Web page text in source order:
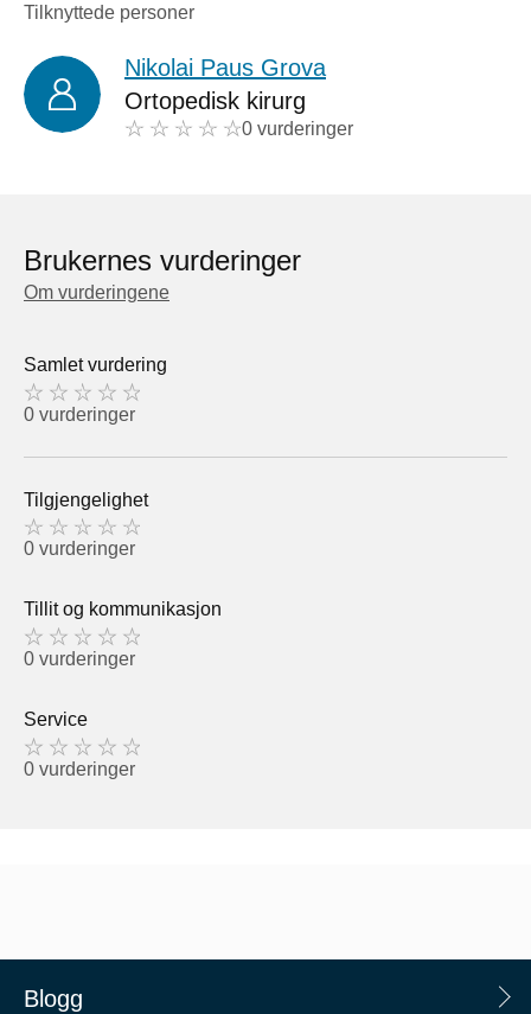
Tilknyttede personer
Nikolai Paus Grova
Ortopedisk kirurg
0 vurderinger
Brukernes vurderinger
Om vurderingene
Samlet vurdering
0 vurderinger
Tilgjengelighet
0 vurderinger
Tillit og kommunikasjon
0 vurderinger
Service
0 vurderinger
Blogg